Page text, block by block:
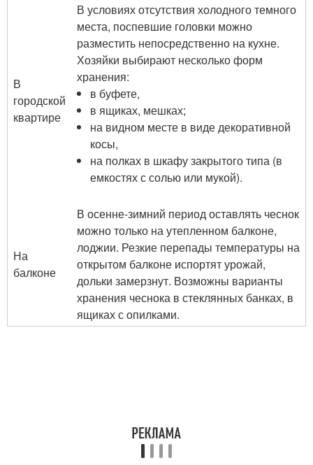
В
городской
квартире
В условиях отсутствия холодного темного
места, поспевшие головки можно
разместить непосредственно на кухне.
Хозяйки выбирают несколько форм
хранения:
в буфете,
в ящиках, мешках;
на видном месте в виде декоративной
косы,
на полках в шкафу закрытого типа (в
емкостях с солью или мукой).
На
балконе
В осенне-зимний период оставлять чеснок
можно только на утепленном балконе,
лоджии. Резкие перепады температуры на
открытом балконе испортят урожай,
дольки замерзнут. Возможны варианты
хранения чеснока в стеклянных банках, в
ящиках с опилками.